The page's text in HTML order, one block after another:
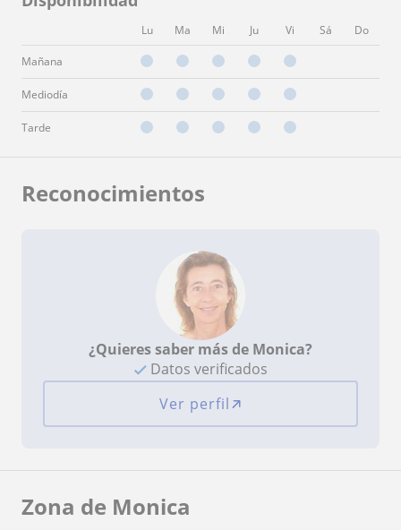
Lu Ma Mi Ju Vi Sá Do
Mañana
Mediodía
Tarde
Reconocimientos
¿Quieres saber más de Monica?
Datos verificados
Ver perfil
Zona de Monica